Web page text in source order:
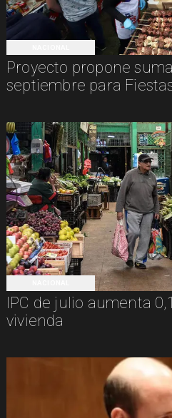
Proyecto propone
septiembre para
IPC de julio aumenta
vivienda